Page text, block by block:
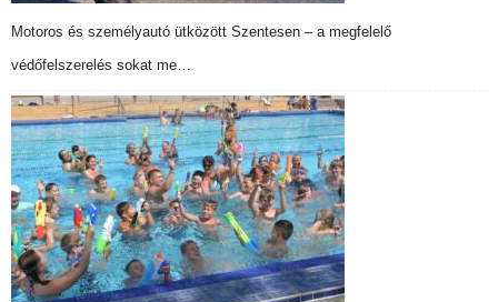
Motoros és személyautó ütközött Szentesen – a megfelelő
védőfelszerelés sokat me…